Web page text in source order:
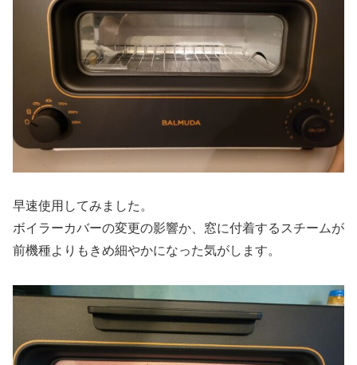
早速使用してみました。
ボイラーカバーの変更の影響か、窓に付着するスチームが
前機種よりもきめ細やかになった気がします。